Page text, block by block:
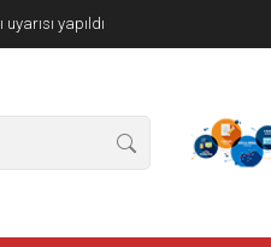
yapıldı